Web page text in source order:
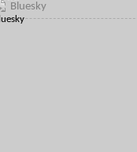
Bluesky